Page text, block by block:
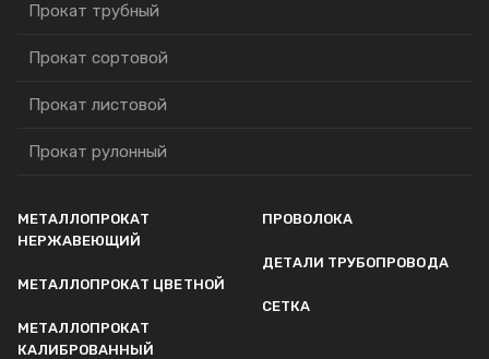
Прокат трубный
Прокат сортовой
Прокат листовой
Прокат рулонный
МЕТАЛЛОПРОКАТ
НЕРЖАВЕЮЩИЙ
МЕТАЛЛОПРОКАТ ЦВЕТНОЙ
МЕТАЛЛОПРОКАТ
КАЛИБРОВАННЫЙ
ПРОВОЛОКА
ДЕТАЛИ ТРУБОПРОВОДА
СЕТКА